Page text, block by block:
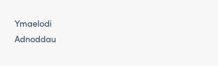
Ymaelodi
Adnoddau